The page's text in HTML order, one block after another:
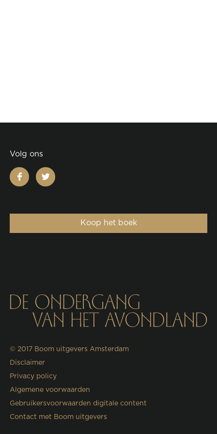
Volg ons
facebooktwitter
Koop het boek
© 2017 Boom uitgevers Amsterdam
Disclaimer
Privacy policy
Algemene voorwaarden
Gebruikersvoorwaarden digitale content
Contact met Boom uitgevers